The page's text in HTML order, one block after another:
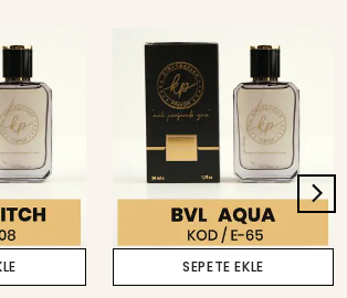
SEPETE EKLE